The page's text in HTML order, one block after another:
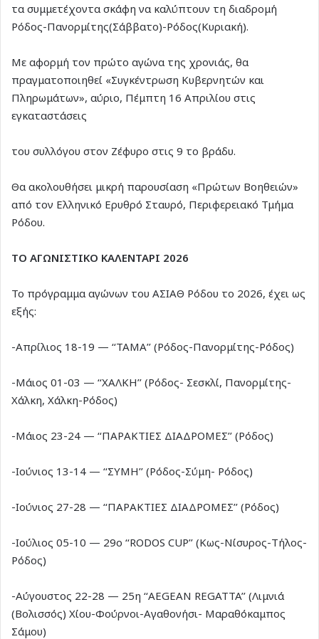
τα συμμετέχοντα σκάφη να καλύπτουν τη διαδρομή
Ρόδος-Πανορμίτης(Σάββατο)-Ρόδος(Κυριακή).
Με αφορμή τον πρώτο αγώνα της χρονιάς, θα
πραγματοποιηθεί «Συγκέντρωση Κυβερνητών και
Πληρωμάτων», αύριο, Πέμπτη 16 Απριλίου στις
εγκαταστάσεις
του συλλόγου στον Ζέφυρο στις 9 το βράδυ.
Θα ακολουθήσει μικρή παρουσίαση «Πρώτων Βοηθειών»
από τον Ελληνικό Ερυθρό Σταυρό, Περιφερειακό Τμήμα
Ρόδου.
ΤΟ ΑΓΩΝΙΣΤΙΚΟ ΚΑΛΕΝΤΑΡΙ 2026
Το πρόγραμμα αγώνων του ΑΣΙΑΘ Ρόδου το 2026, έχει ως
εξής:
-Απρίλιος 18-19 — ‘‘ΤΑΜΑ’’ (Ρόδος-Πανορμίτης-Ρόδος)
-Μάιος 01-03 — ‘‘ΧΑΛΚΗ’’ (Ρόδος- Σεσκλί, Πανορμίτης-
Χάλκη, Χάλκη-Ρόδος)
-Μάιος 23-24 — ‘‘ΠΑΡΑΚΤΙΕΣ ΔΙΑΔΡΟΜΕΣ’’ (Ρόδος)
-Ιούνιος 13-14 — ‘‘ΣΥΜΗ’’ (Ρόδος-Σύμη- Ρόδος)
-Ιούνιος 27-28 — ‘‘ΠΑΡΑΚΤΙΕΣ ΔΙΑΔΡΟΜΕΣ’’ (Ρόδος)
-Ιούλιος 05-10 — 29ο ‘‘RODOS CUP’’ (Κως-Νίσυρος-Τήλος-
Ρόδος)
-Αύγουστος 22-28 — 25η ‘‘AEGEAN REGATTA’’ (Λιμνιά
(Βολισσός) Χίου-Φούρνοι-Αγαθονήσι- Μαραθόκαμπος
Σάμου)